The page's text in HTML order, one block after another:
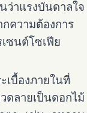
าแรงบันดาลใจ
กความต้องการ
ซนต์โซเฟีย
เบื้องภายในที่
ลายเป็นดอกไม้